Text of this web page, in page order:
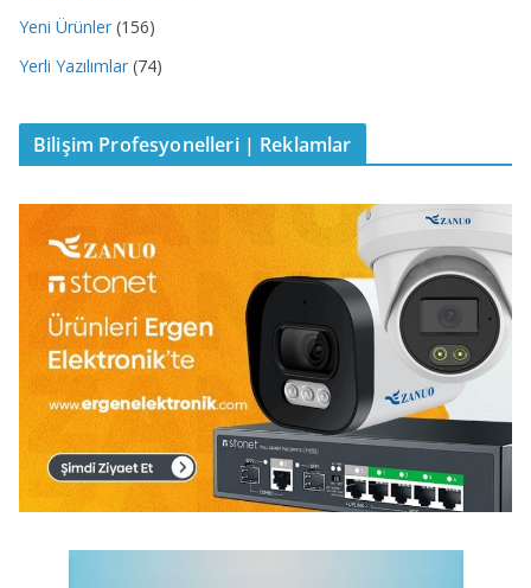
Yeni Ürünler (156)
Yerli Yazılımlar (74)
Bilişim Profesyonelleri | Reklamlar